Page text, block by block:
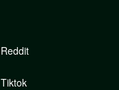
Reddit
Tiktok